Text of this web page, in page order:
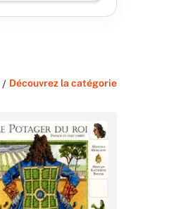
/ Découvrez la catégorie